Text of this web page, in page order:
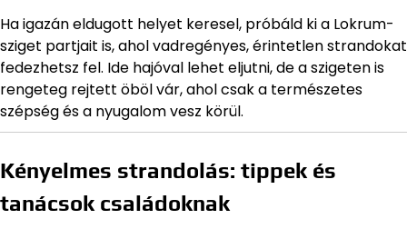
Ha igazán eldugott helyet keresel, próbáld ki a Lokrum-
sziget partjait is, ahol vadregényes, érintetlen strandokat
fedezhetsz fel. Ide hajóval lehet eljutni, de a szigeten is
rengeteg rejtett öböl vár, ahol csak a természetes
szépség és a nyugalom vesz körül.
Kényelmes strandolás: tippek és
tanácsok családoknak